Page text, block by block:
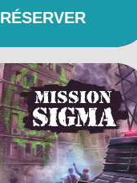
RÉSERVER